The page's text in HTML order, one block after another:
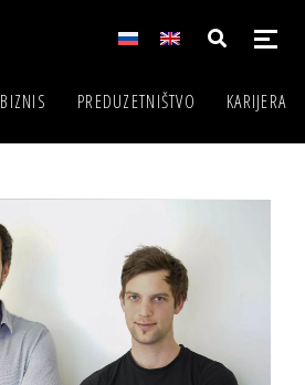
BIZNIS PREDUZETNIŠTVO KARIJERA